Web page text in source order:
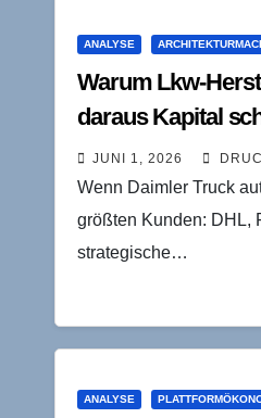
ANALYSE
Warum Lkw-
daraus Kapital
JUNI 1, 2026
Wenn Daimler Truck
größten Kunden: DHL,
strategische…
ANALYSE